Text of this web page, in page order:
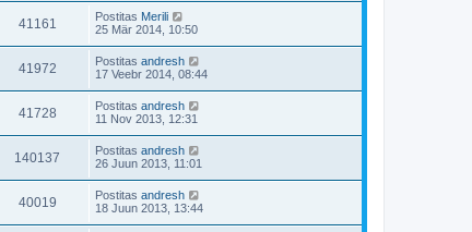
41161 Postitas Merili
25 Mär 2014, 10:50
41972 Postitas andresh
17 Veebr 2014, 08:44
41728 Postitas andresh
11 Nov 2013, 12:31
140137 Postitas andresh
26 Juun 2013, 11:01
40019 Postitas andresh
18 Juun 2013, 13:44